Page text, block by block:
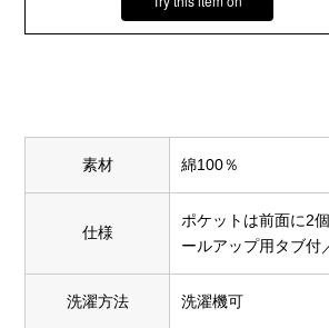
素材 綿100％
仕様
ポケットは前面に2
ールアップ用タブ付
洗濯方法 洗濯機可